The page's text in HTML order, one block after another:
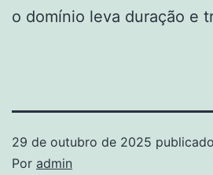
o domínio leva duração e
29 de outubro de 2025 publicado
Por admin